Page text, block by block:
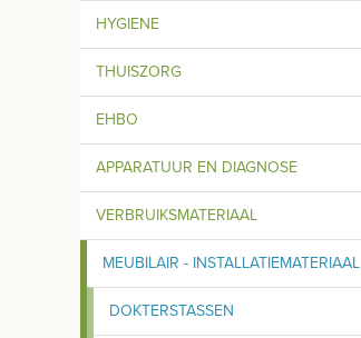
HYGIENE
THUISZORG
EHBO
APPARATUUR EN DIAGNOSE
VERBRUIKSMATERIAAL
MEUBILAIR - INSTALLATIEMATERIAAL
DOKTERSTASSEN